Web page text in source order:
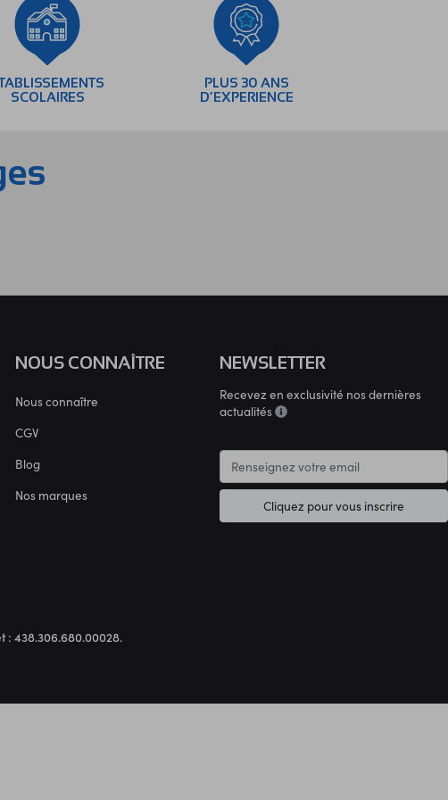
SCOLAIRES
PLUS 30 ANS
D’EXPERIENCE
NOUS CONNAÎTRE
Nous connaître
CGV
Blog
Nos marques
NEWSLETTER
Recevez en exclusivité nos dernières
actualités
Cliquez pour vous inscrire
: 438.306.680.00028.